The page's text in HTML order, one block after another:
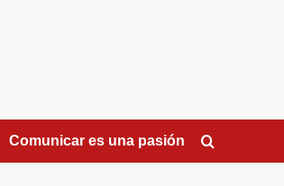
Comunicar es una pasión